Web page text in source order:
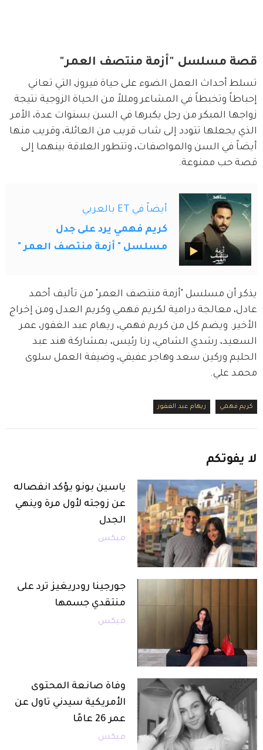
قصة مسلسل "أزمة منتصف العمر"
تسلط أحداث العمل الضوء على حياة فيروز، التي تعاني
إحباطاً وتخبطاً في المشاعر ومللاً من الحياة الزوجية نتيجة
زواجها المبكر من رجل يكبرها في السن بسنوات عدة، الأمر
الذي يجعلها تتودد إلى شاب قريب من العائلة، وقريب منها
أيضاً في السن والمواصفات، وتتطور العلاقة بينهما إلى
قصة حب ممنوعة.
أيضاً في ET بالعربي
كريم فهمي يرد على جدل
مسلسل " أزمة منتصف العمر "
يذكر أن مسلسل "أزمة منتصف العمر" من تأليف أحمد
عادل، معالجة درامية لكريم فهمي وكريم العدل ومن إخراج
الأخير. ويضم كل من كريم فهمي، ريهام عبد الغفور، عمر
السعيد، رشدي الشامي، رنا رئيس، بمشاركة هند عبد
الحليم وركين سعد وهاجر عفيفي، وضيفة العمل سلوى
محمد علي.
كريم فهمي ريهام عبد الغفور
لا يفوتكم
ياسين بونو يؤكد انفصاله
عن زوجته لأول مرة وينهي
الجدل
ميكس
جورجينا رودريغيز ترد على
منتقدي جسمها
ميكس
وفاة صانعة المحتوى
الأمريكية سيدني تاول عن
عمر 26 عامًا
ميكس